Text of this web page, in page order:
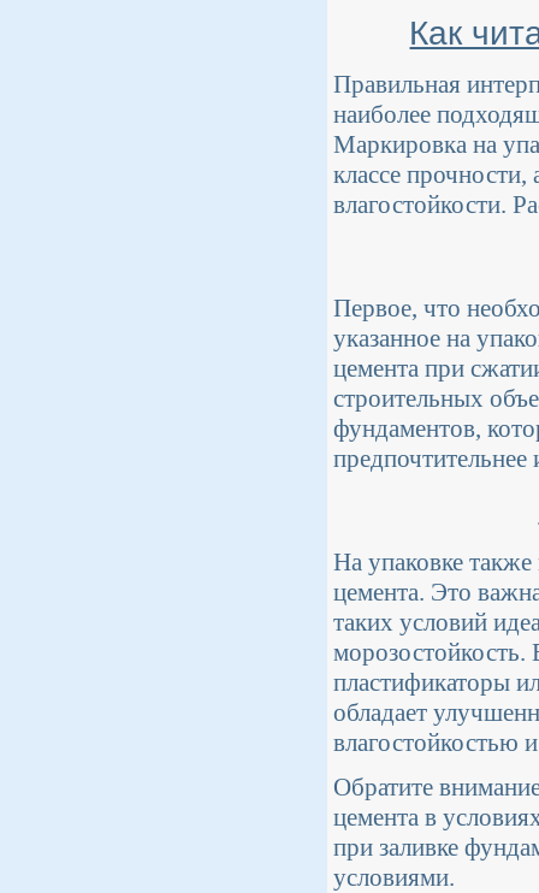
Как
Правильная
наиболее
Маркировка на
классе прочности,
влагостойкости.
Первое, что
указанное на
цемента при
строительных
фундаментов,
На упаковке
цемента. Это
таких условий
морозостойкость.
пластификаторы
обладает
влагостойкостью
Обратите
цемента в
при заливке
условиями.